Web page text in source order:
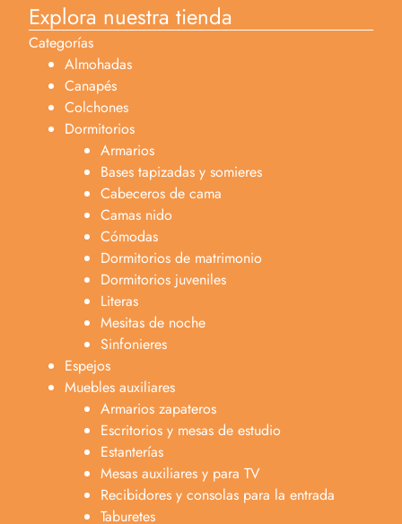
Explora nuestra tienda
Categorías
Almohadas
Canapés
Colchones
Dormitorios
Armarios
Bases tapizadas y somieres
Cabeceros de cama
Camas nido
Cómodas
Dormitorios de matrimonio
Dormitorios juveniles
Literas
Mesitas de noche
Sinfonieres
Espejos
Muebles auxiliares
Armarios zapateros
Escritorios y mesas de estudio
Estanterías
Mesas auxiliares y para TV
Recibidores y consolas para la entrada
Taburetes